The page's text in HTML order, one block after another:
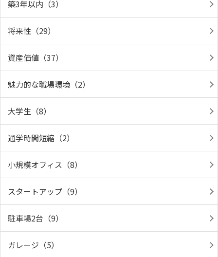
築3年以内（3）
将来性（29）
資産価値（37）
魅力的な職場環境（2）
大学生（8）
通学時間短縮（2）
小規模オフィス（8）
スタートアップ（9）
駐車場2台（9）
ガレージ（5）